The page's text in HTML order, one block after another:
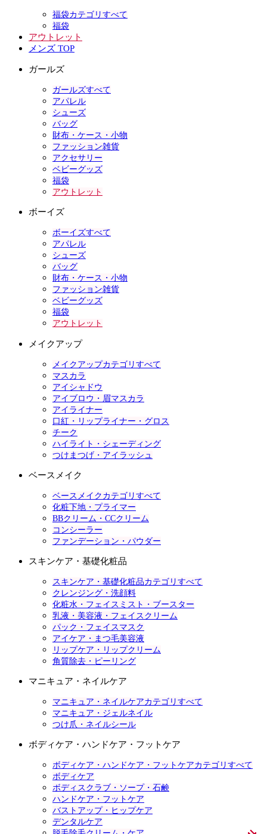
福袋カテゴリすべて
福袋
アウトレット
メンズ TOP
ガールズ
ガールズすべて
アパレル
シューズ
バッグ
財布・ケース・小物
ファッション雑貨
アクセサリー
ベビーグッズ
福袋
アウトレット
ボーイズ
ボーイズすべて
アパレル
シューズ
バッグ
財布・ケース・小物
ファッション雑貨
ベビーグッズ
福袋
アウトレット
メイクアップ
メイクアップカテゴリすべて
マスカラ
アイシャドウ
アイブロウ・眉マスカラ
アイライナー
口紅・リップライナー・グロス
チーク
ハイライト・シェーディング
つけまつげ・アイラッシュ
ベースメイク
ベースメイクカテゴリすべて
化粧下地・プライマー
BBクリーム・CCクリーム
コンシーラー
ファンデーション・パウダー
スキンケア・基礎化粧品
スキンケア・基礎化粧品カテゴリすべて
クレンジング・洗顔料
化粧水・フェイスミスト・ブースター
乳液・美容液・フェイスクリーム
パック・フェイスマスク
アイケア・まつ毛美容液
リップケア・リップクリーム
角質除去・ピーリング
マニキュア・ネイルケア
マニキュア・ネイルケアカテゴリすべて
マニキュア・ジェルネイル
つけ爪・ネイルシール
ボディケア・ハンドケア・フットケア
ボディケア・ハンドケア・フットケアカテゴリすべて
ボディケア
ボディスクラブ・ソープ・石鹸
ハンドケア・フットケア
バストアップ・ヒップケア
デンタルケア